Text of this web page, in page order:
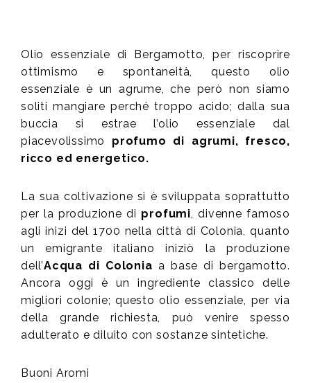
Olio essenziale di Bergamotto, per riscoprire
ottimismo e spontaneità, questo olio
essenziale è un agrume, che però non siamo
soliti mangiare perché troppo acido; dalla sua
buccia si estrae l’olio essenziale dal
piacevolissimo profumo di agrumi, fresco,
ricco ed energetico.
La sua coltivazione si è sviluppata soprattutto
per la produzione di profumi, divenne famoso
agli inizi del 1700 nella città di Colonia, quanto
un emigrante italiano iniziò la produzione
dell’Acqua di Colonia a base di bergamotto.
Ancora oggi è un ingrediente classico delle
migliori colonie; questo olio essenziale, per via
della grande richiesta, può venire spesso
adulterato e diluito con sostanze sintetiche.
Buoni Aromi